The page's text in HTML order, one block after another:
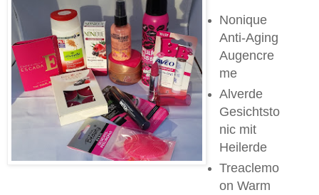
Nonique
Anti-Aging
Augencre
me
Alverde
Gesichtsto
nic mit
Heilerde
Treaclemo
on Warm